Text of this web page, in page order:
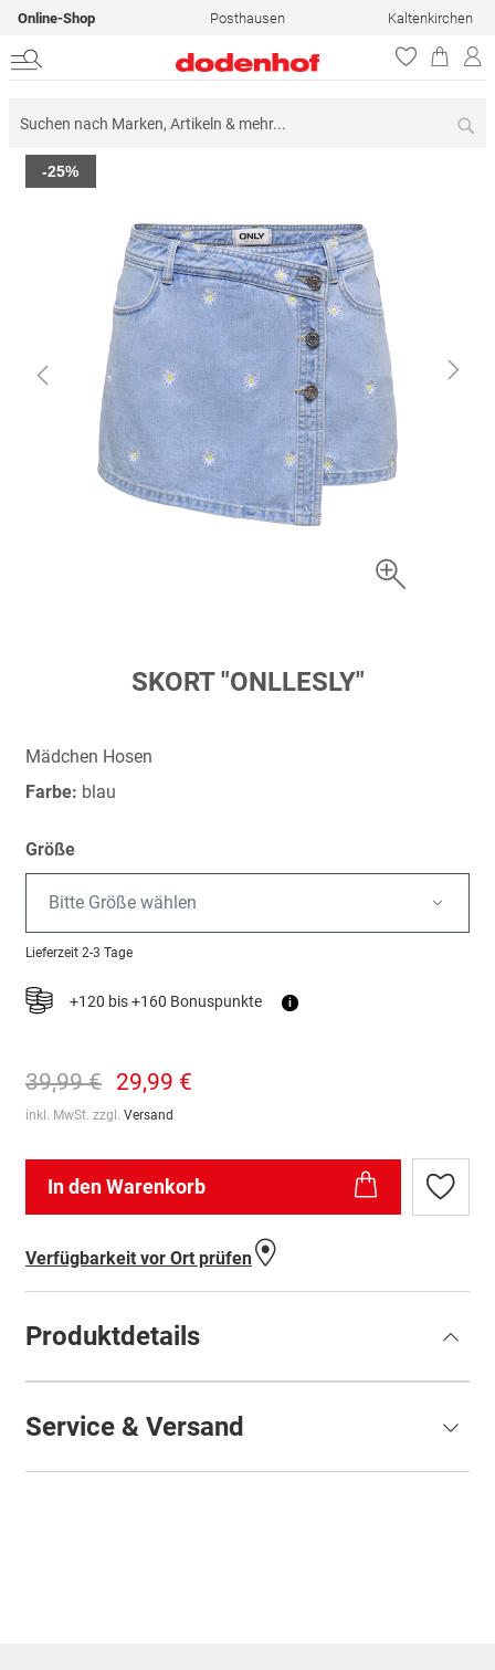
Online-Shop Posthausen Kaltenkirchen
Zum
Ende
-25%
springen
SKORT "ONLLESLY"
Mädchen Hosen
Farbe: blau
Größe
Bitte Größe wählen
Lieferzeit 2-3 Tage
+120 bis +160 Bonuspunkte i
39,99 € 29,99 €
inkl. MwSt. zzgl. Versand
In den Warenkorb
Zur
Verfügbarkeit vor Ort prüfen
Produktdetails
Service & Versand